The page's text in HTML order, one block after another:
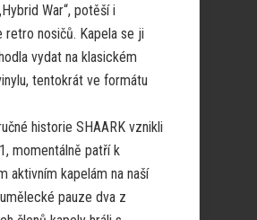
War“, potěší i
retro nosičů. Kapela se ji
vydat na klasickém
tentokrát ve formátu
historie SHAARK vznikli
momentálně patří k
aktivním kapelám na naší
pauze dva z